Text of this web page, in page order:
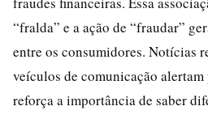
“fralda” e a ação de “fraudar”
entre os consumidores. Notícias
veículos de comunicação alertam
reforça a importância de saber